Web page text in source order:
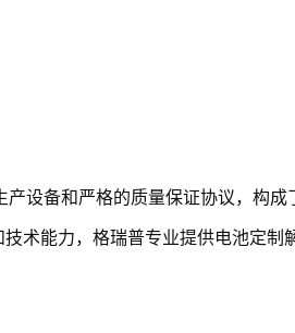
设备和严格的质量保证协议，构
术能力，格瑞普专业提供电池定